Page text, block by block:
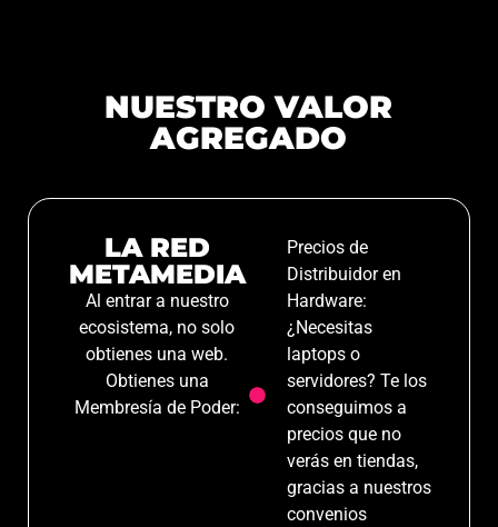
NUESTRO VALOR
AGREGADO
LA RED
METAMEDIA
Al entrar a nuestro
ecosistema, no solo
obtienes una web.
Obtienes una
Membresía de Poder:
Precios de
Distribuidor en
Hardware:
¿Necesitas
laptops o
servidores? Te los
conseguimos a
precios que no
verás en tiendas,
gracias a nuestros
convenios